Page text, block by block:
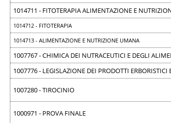
1014711 - FITOTERAPIA ALIMENTAZIONE E
1014712 - FITOTERAPIA
1014713 - ALIMENTAZIONE E NUTRIZIONE UMANA
1007767 - CHIMICA DEI NUTRACEUTICI E DEGLI
1007776 - LEGISLAZIONE DEI PRODOTTI ERBORISTICI
1007280 - TIROCINIO
1000971 - PROVA FINALE